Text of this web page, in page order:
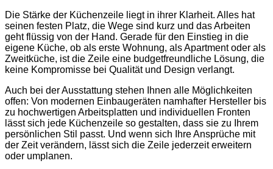
Die Stärke der Küchenzeile liegt in ihrer Klarheit. Alles hat
seinen festen Platz, die Wege sind kurz und das Arbeiten
geht flüssig von der Hand. Gerade für den Einstieg in die
eigene Küche, ob als erste Wohnung, als Apartment oder als
Zweitküche, ist die Zeile eine budgetfreundliche Lösung, die
keine Kompromisse bei Qualität und Design verlangt.
Auch bei der Ausstattung stehen Ihnen alle Möglichkeiten
offen: Von modernen Einbaugeräten namhafter Hersteller bis
zu hochwertigen Arbeitsplatten und individuellen Fronten
lässt sich jede Küchenzeile so gestalten, dass sie zu Ihrem
persönlichen Stil passt. Und wenn sich Ihre Ansprüche mit
der Zeit verändern, lässt sich die Zeile jederzeit erweitern
oder umplanen.